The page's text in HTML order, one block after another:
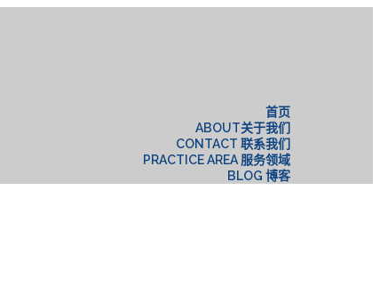
首页
ABOUT关于我们
CONTACT 联系我们
PRACTICE AREA 服务领域
BLOG 博客